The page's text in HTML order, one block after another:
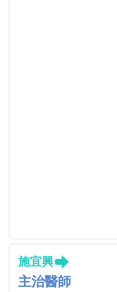
施宜興
主治醫師